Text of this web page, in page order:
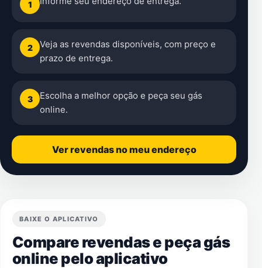
1
2
Veja as revendas disponíveis, com preço e
prazo de entrega.
3
Escolha a melhor opção e peça seu gás
online.
Ver revendas no meu endereço
BAIXE O APLICATIVO
Compare revendas e peça gás
online pelo aplicativo